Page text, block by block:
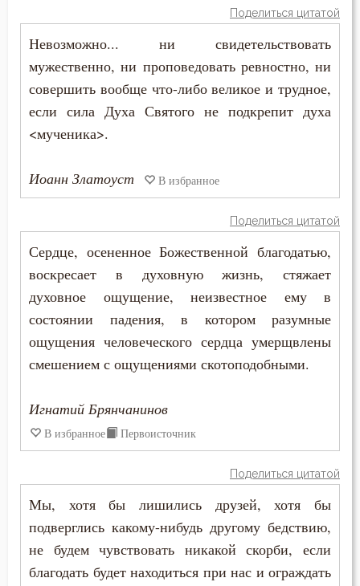
Господь
Гость
Грех
Дело
Дети
Добро
Друг
Дух Святой
Духовная жизнь
Еда
Елеосвящение
Поделиться цитатой
Невозможно... ни свидетельствовать
мужественно, ни проповедовать ревностно, ни
совершить вообще что-либо великое и трудное,
если сила Духа Святого не подкрепит духа
<мученика>.
Иоанн Златоуст В избранное
Поделиться цитатой
Сердце, осененное Божественной благодатью,
воскресает в духовную жизнь, стяжает
духовное ощущение, неизвестное ему в
состоянии падения, в котором разумные
ощущения человеческого сердца умерщвлены
смешением с ощущениями скотоподобными.
Игнатий Брянчанинов
В избранное Первоисточник
Поделиться цитатой
Мы, хотя бы лишились друзей, хотя бы
подверглись какому-нибудь другому бедствию,
не будем чувствовать никакой скорби, если
благодать будет находиться при нас и ограждать